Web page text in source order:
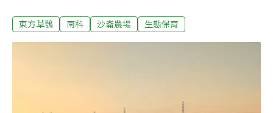
Southern Taiwan’s new Silicon Valley. However, the
東方草鴞 南科 沙崙農場 生態保育